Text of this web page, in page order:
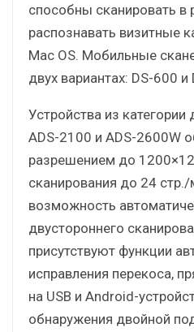
способны сканировать в
распознавать визитные
Mac OS. Мобильные
двух вариантах: DS-600 и
Устройства из
ADS-2100 и ADS-2600W
разрешением до
сканирования до 24
возможность
двустороннего
присутствуют функции
исправления перекоса,
на USB и Android-
обнаружения двойной